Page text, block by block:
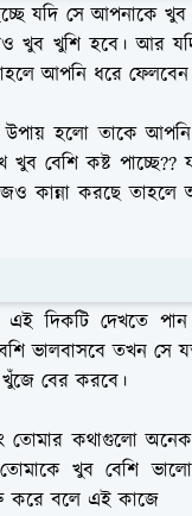
যদি সে আপনাকে
খুব খুশি হবে। আর
আপনি ধরে
উপায় হলো তাকে
বেশি কষ্ট
কান্না করছে
এই দিকটি দেখতে
ভালবাসবে তখন সে
বের করবে।
তোমার কথাগুলো
খুব বেশি
করে বলে এই কাজে